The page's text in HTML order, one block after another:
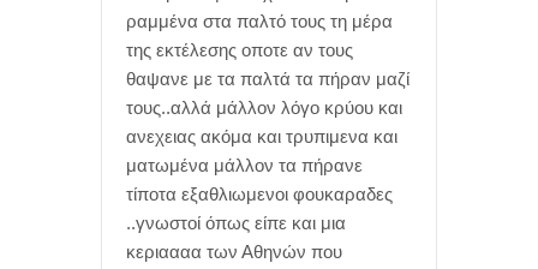
ραμμένα στα παλτό τους τη μέρα
της εκτέλεσης οποτε αν τους
θαψανε με τα παλτά τα πήραν μαζί
τους..αλλά μάλλον λόγο κρύου και
ανεχειας ακόμα και τρυπιμενα και
ματωμένα μάλλον τα πήρανε
τίποτα εξαθλιωμενοι φουκαραδες
..γνωστοί όπως είπε και μια
κεριαααα των Αθηνών που